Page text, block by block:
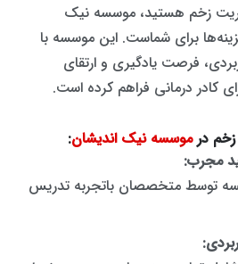
زخم هستید، موسسه نیک
برای شماست. این موسسه با
فرصت یادگیری و ارتقای
کادر درمانی فراهم کرده است.
در موسسه نیک اندیشان:
مجرب:
توسط متخصصان باتجربه تدریس